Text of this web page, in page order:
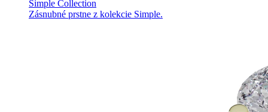
Simple Collection
Zásnubné prstne z kolekcie Simple.